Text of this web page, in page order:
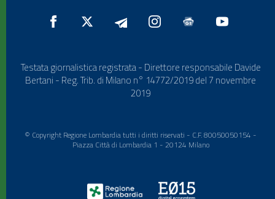
Testata giornalistica registrata - Direttore responsabile Davide
Bertani - Reg. Trib. di Milano n° 14772/2019 del 7 novembre
2019
© Copyright Regione Lombardia tutti i diritti riservati - C.F. 80050050154 -
Piazza Città di Lombardia 1 - 20124 Milano